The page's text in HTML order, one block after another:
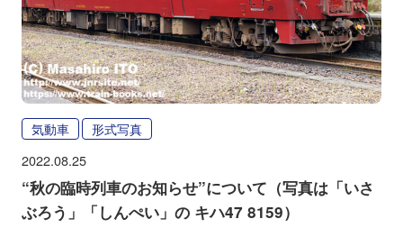
気動車 形式写真
2022.08.25
“秋の臨時列車のお知らせ”について（写真は「いさ
ぶろう」「しんぺい」の キハ47 8159）